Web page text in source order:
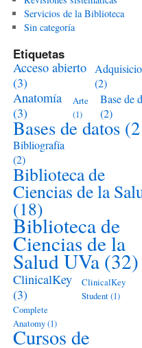
Servicios de la Biblioteca
Sin categoría
Etiquetas
Acceso abierto
(3)
(2)
Anatomía
(3)
Arte
(1)
Base de
(2)
Bases de datos
Bibliografía
(2)
Biblioteca de
Ciencias de la
(18)
Biblioteca de
Ciencias de la
Salud UVa (32)
ClinicalKey
(3)
ClinicalKey
Student(1)
Complete
Anatomy(1)
Cursos de